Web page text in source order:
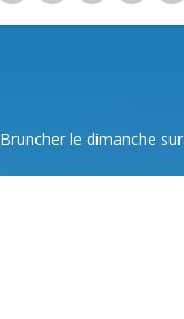
Bruncher le dimanche